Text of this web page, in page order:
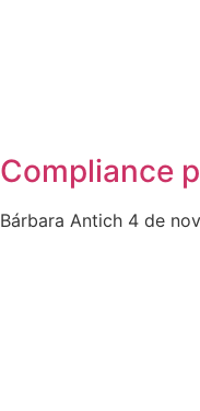
Compliance
Bárbara Antich 4 de